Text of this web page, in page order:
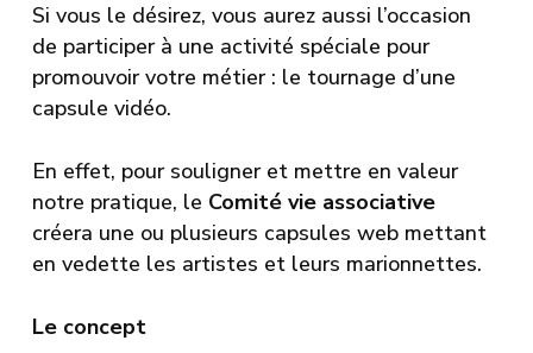
Si vous le désirez, vous aurez aussi l’occasion
de participer à une activité spéciale pour
promouvoir votre métier : le tournage d’une
capsule vidéo.
En effet, pour souligner et mettre en valeur
notre pratique, le Comité vie associative
créera une ou plusieurs capsules web mettant
en vedette les artistes et leurs marionnettes.
Le concept